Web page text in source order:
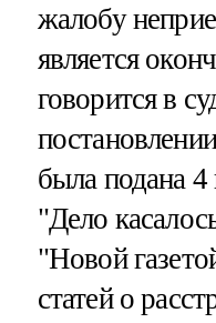
жалобу
является
говорится в
была подана
"Дело
"Новой
статей о